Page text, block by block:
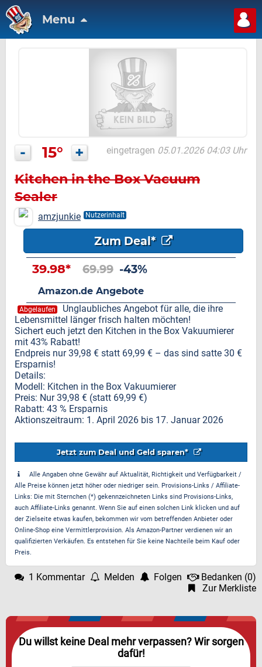
Menu
- 15° + eingetragen 05.01.2026 04:03 Uhr
Kitchen in the Box Vacuum
Sealer
amzjunkie Nutzerinhalt
Zum Deal*
39.98* 69.99 -43%
Amazon.de Angebote
Abgelaufen
Unglaubliches Angebot für alle, die ihre
Lebensmittel länger frisch halten möchten!
Sichert euch jetzt den Kitchen in the Box Vakuumierer
mit 43% Rabatt!
Endpreis nur 39,98 € statt 69,99 € – das sind satte 30 €
Ersparnis!
Details:
Modell: Kitchen in the Box Vakuumierer
Preis: Nur 39,98 € (statt 69,99 €)
Rabatt: 43 % Ersparnis
Aktionszeitraum: 1. April 2026 bis 17. Januar 2026
Jetzt zum Deal und Geld sparen*
Alle Angaben ohne Gewähr auf Aktualität, Richtigkeit und Verfügbarkeit /
Alle Preise können jetzt höher oder niedriger sein. Provisions-Links / Affiliate-
Links: Die mit Sternchen (*) gekennzeichneten Links sind Provisions-Links,
auch Affiliate-Links genannt. Wenn Sie auf einen solchen Link klicken und auf
der Zielseite etwas kaufen, bekommen wir vom betreffenden Anbieter oder
Online-Shop eine Vermittlerprovision. Als Amazon-Partner verdienen wir an
qualifizierten Verkäufen. Es entstehen für Sie keine Nachteile beim Kauf oder
Preis.
1 Kommentar Melden Folgen Bedanken (0)
Zur Merkliste
Du willst keine Deal mehr verpassen? Wir sorgen
dafür!